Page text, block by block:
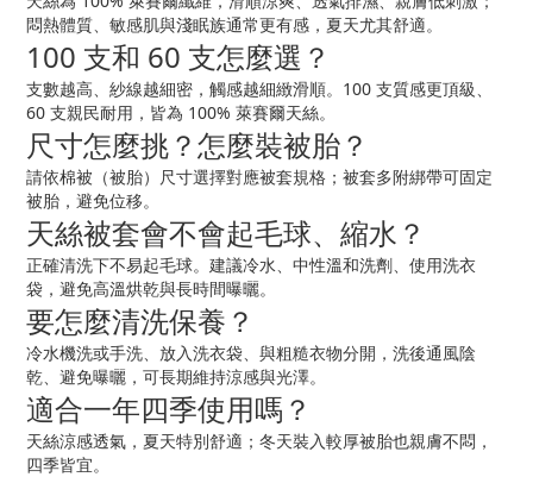
悶熱體質、敏感肌與淺眠族通常更有感，夏天尤其舒適。
100 支和 60 支怎麼選？
支數越高、紗線越細密，觸感越細緻滑順。100 支質感更頂級、
60 支親民耐用，皆為 100% 萊賽爾天絲。
尺寸怎麼挑？怎麼裝被胎？
請依棉被（被胎）尺寸選擇對應被套規格；被套多附綁帶可固定
被胎，避免位移。
天絲被套會不會起毛球、縮水？
正確清洗下不易起毛球。建議冷水、中性溫和洗劑、使用洗衣
袋，避免高溫烘乾與長時間曝曬。
要怎麼清洗保養？
冷水機洗或手洗、放入洗衣袋、與粗糙衣物分開，洗後通風陰
乾、避免曝曬，可長期維持涼感與光澤。
適合一年四季使用嗎？
天絲涼感透氣，夏天特別舒適；冬天裝入較厚被胎也親膚不悶，
四季皆宜。